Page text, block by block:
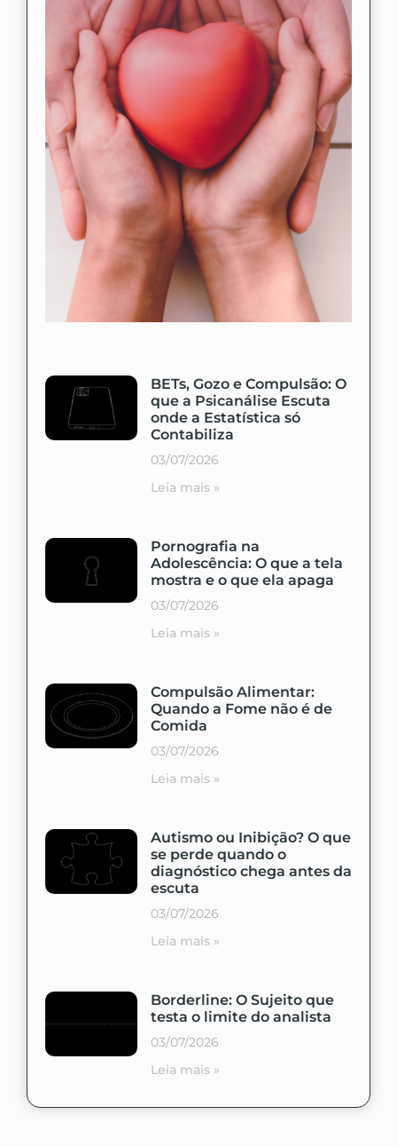
BETs, Gozo e Compulsão: O
que a Psicanálise Escuta
onde a Estatística só
Contabiliza
03/07/2026
Leia mais »
Pornografia na
Adolescência: O que a tela
mostra e o que ela apaga
03/07/2026
Leia mais »
Compulsão Alimentar:
Quando a Fome não é de
Comida
03/07/2026
Leia mais »
Autismo ou Inibição? O que
se perde quando o
diagnóstico chega antes da
escuta
03/07/2026
Leia mais »
Borderline: O Sujeito que
testa o limite do analista
03/07/2026
Leia mais »